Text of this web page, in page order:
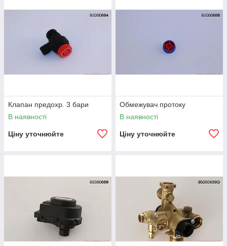
Клапан предохр. 3 бари
В наявності
Ціну уточнюйте
Обмежувач протоку
В наявності
Ціну уточнюйте